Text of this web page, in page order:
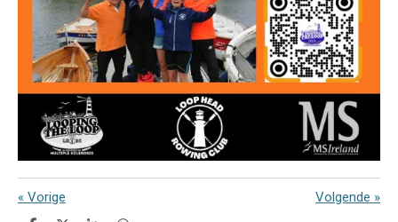
« Vorige Volgende »